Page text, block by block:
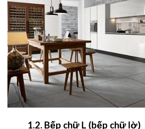
1.2. Bếp chữ L (bếp chữ lờ)